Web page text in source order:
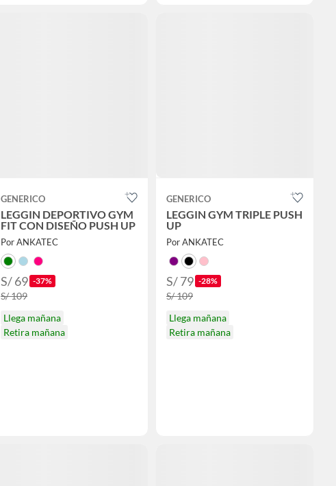
GENERICO
LEGGIN DEPORTIVO GYM
FIT CON DISEÑO PUSH UP
Por ANKATEC
S/ 69 -37%
S/ 109
Llega mañana
Retira mañana
GENERICO
LEGGIN GYM TRIPLE PUSH
UP
Por ANKATEC
S/ 79 -28%
S/ 109
Llega mañana
Retira mañana